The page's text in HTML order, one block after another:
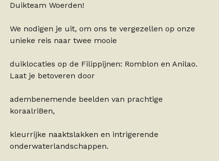
Duikteam Woerden!
We nodigen je uit, om ons te vergezellen op onze
unieke reis naar twee mooie
duiklocaties op de Filippijnen: Romblon en Anilao.
Laat je betoveren door
adembenemende beelden van prachtige
koraalriBen,
kleurrijke naaktslakken en intrigerende
onderwaterlandschappen.